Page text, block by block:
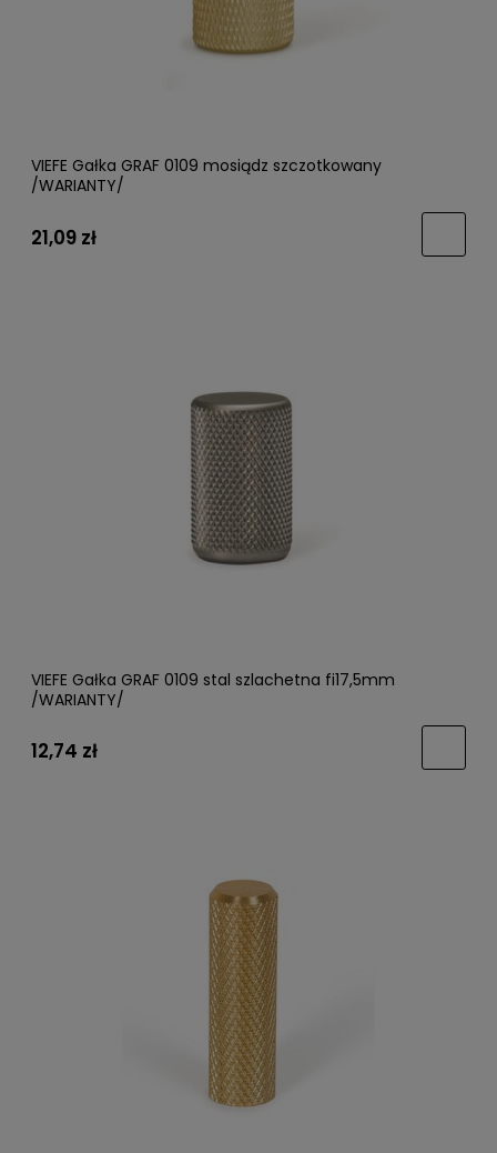
VIEFE Gałka GRAF 0109 mosiądz szczotkowany
/WARIANTY/
21,09 zł
VIEFE Gałka GRAF 0109 stal szlachetna fi17,5mm
/WARIANTY/
12,74 zł